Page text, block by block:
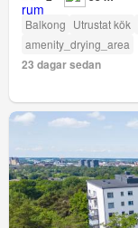
Balkong Utrustat kök
amenity_drying_area
23 dagar sedan